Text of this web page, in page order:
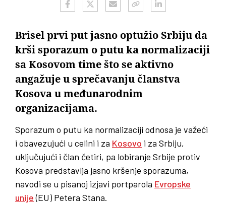
Brisel prvi put jasno optužio Srbiju da
krši sporazum o putu ka normalizaciji
sa Kosovom time što se aktivno
angažuje u sprečavanju članstva
Kosova u međunarodnim
organizacijama.
Sporazum o putu ka normalizaciji odnosa je važeći
i obavezujući u celini i za Kosovo i za Srbiju,
uključujući i član četiri, pa lobiranje Srbije protiv
Kosova predstavlja jasno kršenje sporazuma,
navodi se u pisanoj izjavi portparola Evropske
unije(EU) Petera Stana.